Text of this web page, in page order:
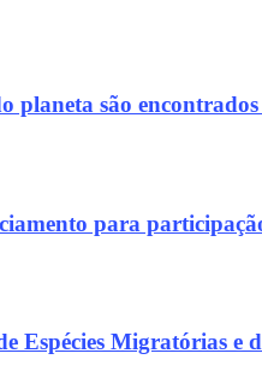
planeta são
para
Espécies Migratórias e